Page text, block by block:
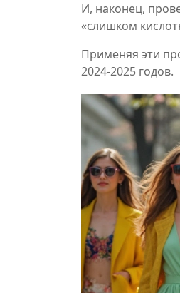
И, наконец,
«слишком
Применяя эти
2024‑2025 годов.